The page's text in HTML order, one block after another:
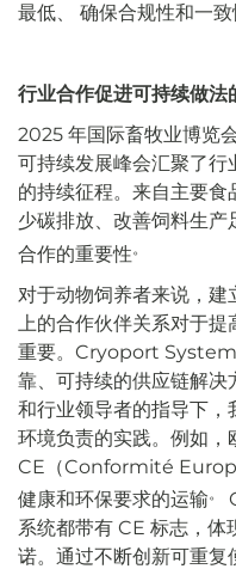
最低、 确保合规性和一致
行业合作促进可持续做法
2025 年国际畜牧业博览
可持续发展峰会汇聚了行
的持续征程。来自主要
少碳排放、改善饲料生产
合作的重要性。
对于动物饲养者来说，
上的合作伙伴关系对于
重要。Cryoport
靠、可持续的供应链解决
和行业领导者的指导下
环境负责的实践。例如，
CE（Conformité
健康和环保要求的运输。
系统都带有 CE 标志，体
诺。通过不断创新可重